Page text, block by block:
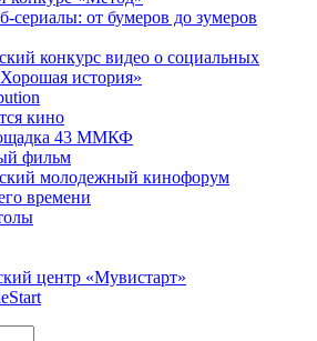
сериалы: от бумеров до зумеров
конкурс видео о социальных
история»
кино
43 ММКФ
фильм
молодежный кинофорум
времени
центр «Мувистарт»